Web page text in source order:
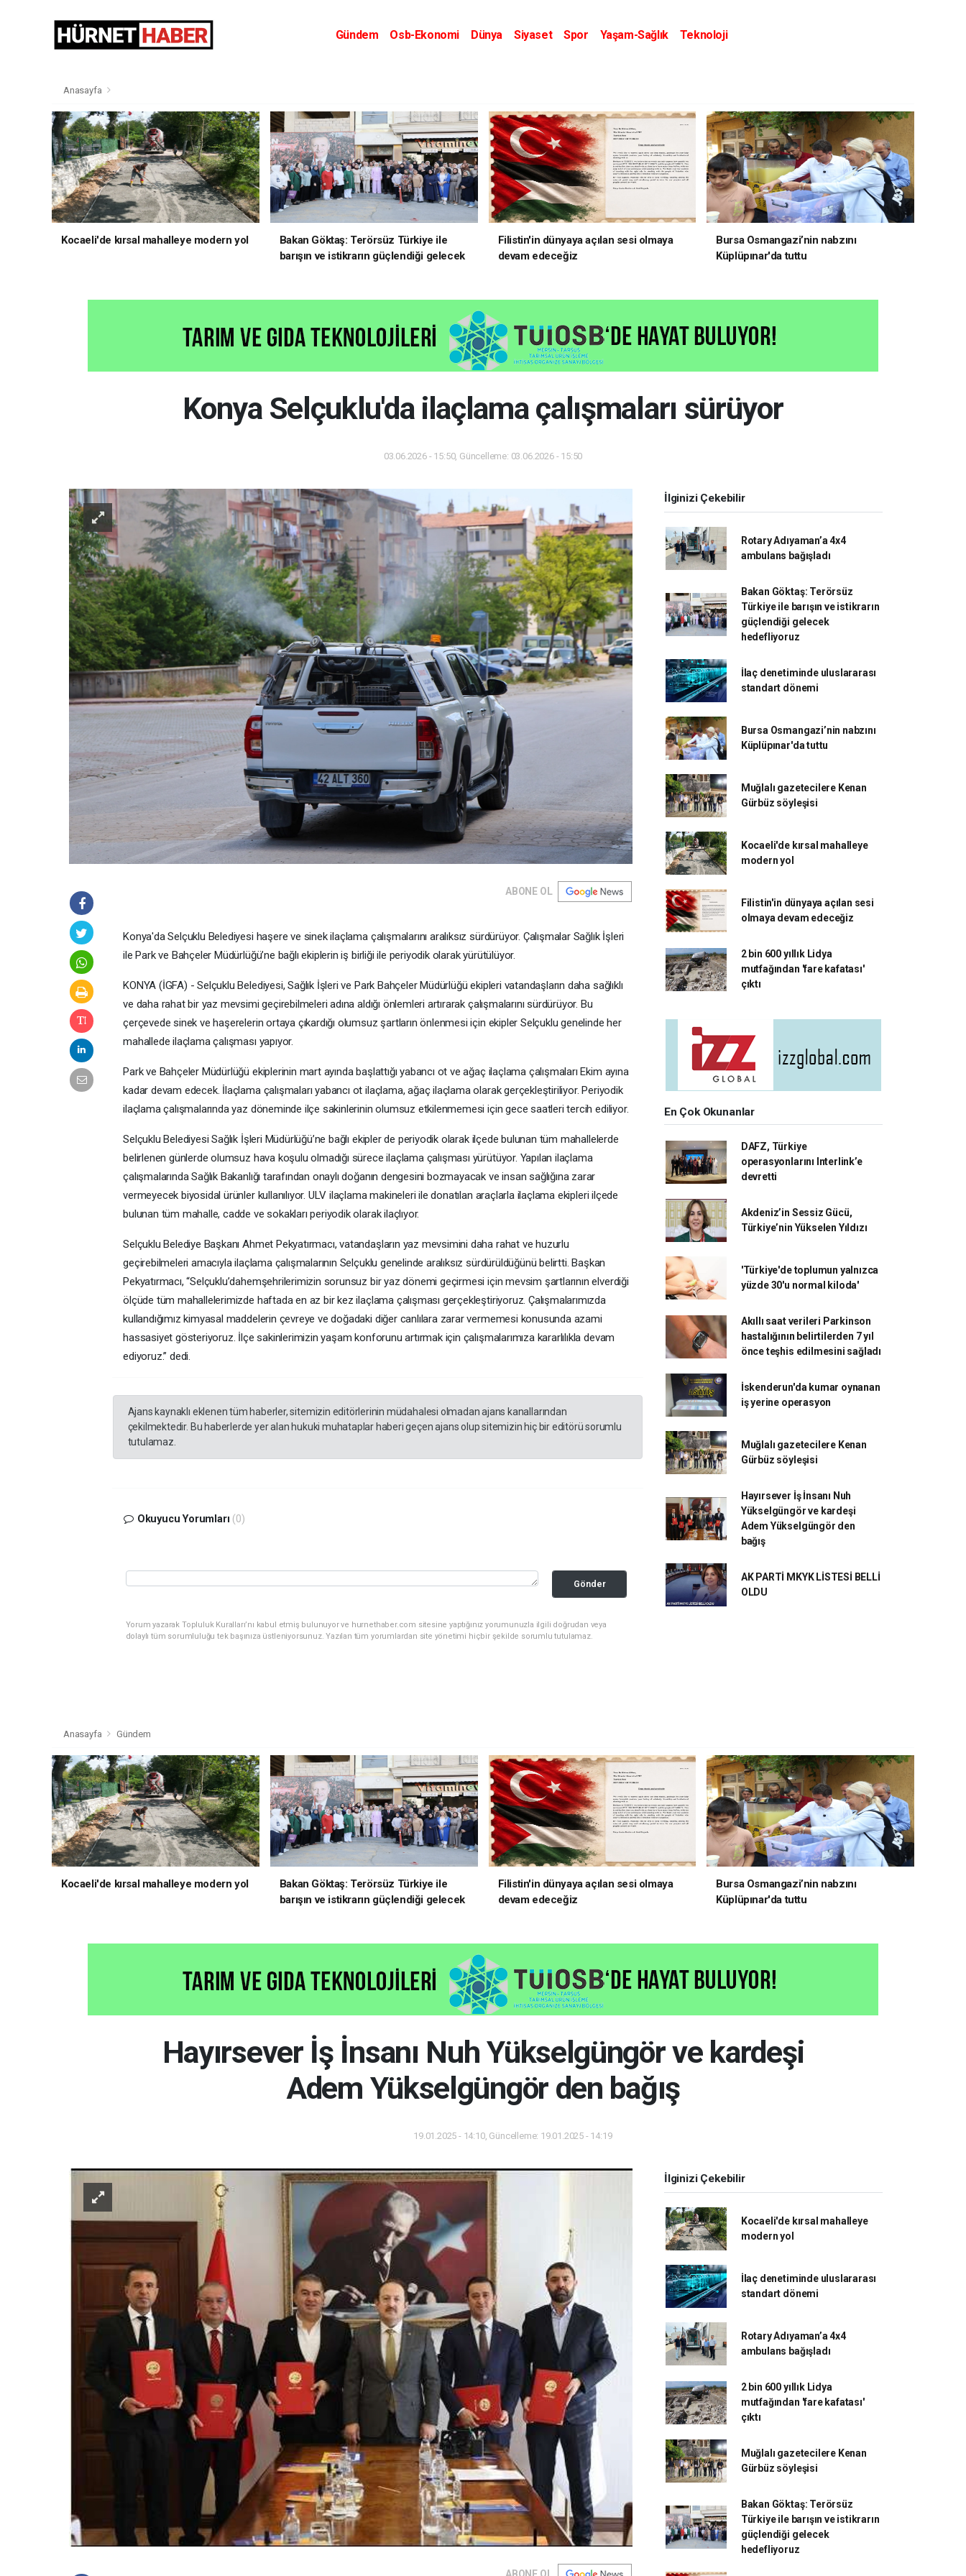
Gündem Osb-Ekonomi Dünya Siyaset Spor Yaşam-Sağlık
Teknoloji
Anasayfa
Kocaeli'de kırsal mahalleye modern yol
Bakan Göktaş: Terörsüz Türkiye ile
barışın ve istikrarın güçlendiği gelecek
Filistin'in dünyaya açılan sesi olmaya
devam edeceğiz
Bursa Osmangazi’nin nabzını
Küplüpınar'da tuttu
Konya Selçuklu'da ilaçlama çalışmaları sürüyor
03.06.2026 - 15:50, Güncelleme: 03.06.2026 - 15:50
ABONE OL
Konya'da Selçuklu Belediyesi haşere ve sinek ilaçlama çalışmalarını aralıksız sürdürüyor. Çalışmalar Sağlık İşleri
ile Park ve Bahçeler Müdürlüğü’ne bağlı ekiplerin iş birliği ile periyodik olarak yürütülüyor.
KONYA (İGFA) - Selçuklu Belediyesi, Sağlık İşleri ve Park Bahçeler Müdürlüğü ekipleri vatandaşların daha sağlıklı
ve daha rahat bir yaz mevsimi geçirebilmeleri adına aldığı önlemleri artırarak çalışmalarını sürdürüyor. Bu
çerçevede sinek ve haşerelerin ortaya çıkardığı olumsuz şartların önlenmesi için ekipler Selçuklu genelinde her
mahallede ilaçlama çalışması yapıyor.
Park ve Bahçeler Müdürlüğü ekiplerinin mart ayında başlattığı yabancı ot ve ağaç ilaçlama çalışmaları Ekim ayına
kadar devam edecek. İlaçlama çalışmaları yabancı ot ilaçlama, ağaç ilaçlama olarak gerçekleştiriliyor. Periyodik
ilaçlama çalışmalarında yaz döneminde ilçe sakinlerinin olumsuz etkilenmemesi için gece saatleri tercih ediliyor.
Selçuklu Belediyesi Sağlık İşleri Müdürlüğü’ne bağlı ekipler de periyodik olarak ilçede bulunan tüm mahallelerde
belirlenen günlerde olumsuz hava koşulu olmadığı sürece ilaçlama çalışması yürütüyor. Yapılan ilaçlama
çalışmalarında Sağlık Bakanlığı tarafından onaylı doğanın dengesini bozmayacak ve insan sağlığına zarar
vermeyecek biyosidal ürünler kullanılıyor. ULV ilaçlama makineleri ile donatılan araçlarla ilaçlama ekipleri ilçede
bulunan tüm mahalle, cadde ve sokakları periyodik olarak ilaçlıyor.
Selçuklu Belediye Başkanı Ahmet Pekyatırmacı, vatandaşların yaz mevsimini daha rahat ve huzurlu
geçirebilmeleri amacıyla ilaçlama çalışmalarının Selçuklu genelinde aralıksız sürdürüldüğünü belirtti. Başkan
Pekyatırmacı, “Selçuklu’dahemşehrilerimizin sorunsuz bir yaz dönemi geçirmesi için mevsim şartlarının elverdiği
ölçüde tüm mahallelerimizde haftada en az bir kez ilaçlama çalışması gerçekleştiriyoruz. Çalışmalarımızda
kullandığımız kimyasal maddelerin çevreye ve doğadaki diğer canlılara zarar vermemesi konusunda azami
hassasiyet gösteriyoruz. İlçe sakinlerimizin yaşam konforunu artırmak için çalışmalarımıza kararlılıkla devam
ediyoruz.” dedi.
Ajans kaynaklı eklenen tüm haberler, sitemizin editörlerinin müdahalesi olmadan ajans kanallarından
çekilmektedir. Bu haberlerde yer alan hukuki muhataplar haberi geçen ajans olup sitemizin hiç bir editörü sorumlu
tutulamaz.
Okuyucu Yorumları (0)
Gönder
Yorum yazarak Topluluk Kuralları’nı kabul etmiş bulunuyor ve hurnethaber.com sitesine yaptığınız yorumunuzla ilgili doğrudan veya
dolaylı tüm sorumluluğu tek başınıza üstleniyorsunuz. Yazılan tüm yorumlardan site yönetimi hiçbir şekilde sorumlu tutulamaz.
İlginizi Çekebilir
Rotary Adıyaman’a 4x4
ambulans bağışladı
Bakan Göktaş: Terörsüz
Türkiye ile barışın ve istikrarın
güçlendiği gelecek
hedefliyoruz
İlaç denetiminde uluslararası
standart dönemi
Bursa Osmangazi’nin nabzını
Küplüpınar'da tuttu
Muğlalı gazetecilere Kenan
Gürbüz söyleşisi
Kocaeli'de kırsal mahalleye
modern yol
Filistin'in dünyaya açılan sesi
olmaya devam edeceğiz
2 bin 600 yıllık Lidya
mutfağından 'fare kafatası'
çıktı
En Çok Okunanlar
DAFZ, Türkiye
operasyonlarını Interlink’e
devretti
Akdeniz’in Sessiz Gücü,
Türkiye’nin Yükselen Yıldızı
'Türkiye'de toplumun yalnızca
yüzde 30'u normal kiloda'
Akıllı saat verileri Parkinson
hastalığının belirtilerden 7 yıl
önce teşhis edilmesini sağladı
İskenderun'da kumar oynanan
iş yerine operasyon
Muğlalı gazetecilere Kenan
Gürbüz söyleşisi
Hayırsever İş İnsanı Nuh
Yükselgüngör ve kardeşi
Adem Yükselgüngör den
bağış
AK PARTİ MKYK LİSTESİ BELLİ
OLDU
Anasayfa Gündem
Kocaeli'de kırsal mahalleye modern yol
Bakan Göktaş: Terörsüz Türkiye ile
barışın ve istikrarın güçlendiği gelecek
Filistin'in dünyaya açılan sesi olmaya
devam edeceğiz
Bursa Osmangazi’nin nabzını
Küplüpınar'da tuttu
Hayırsever İş İnsanı Nuh Yükselgüngör ve kardeşi
Adem Yükselgüngör den bağış
19.01.2025 - 14:10, Güncelleme: 19.01.2025 - 14:19
İlginizi Çekebilir
Kocaeli'de kırsal mahalleye
modern yol
İlaç denetiminde uluslararası
standart dönemi
Rotary Adıyaman’a 4x4
ambulans bağışladı
2 bin 600 yıllık Lidya
mutfağından 'fare kafatası'
çıktı
Muğlalı gazetecilere Kenan
Gürbüz söyleşisi
Bakan Göktaş: Terörsüz
Türkiye ile barışın ve istikrarın
güçlendiği gelecek
hedefliyoruz